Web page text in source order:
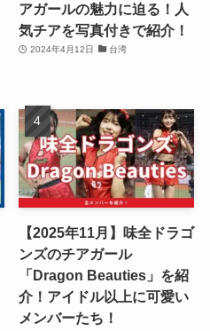
アガールの魅力に迫る！人
気チアを写真付きで紹介！
2024年4月12日 台湾
【2025年11月】味全ドラゴ
ンズのチアガール
「Dragon Beauties」を紹
介！アイドル以上に可愛い
メンバーたち！